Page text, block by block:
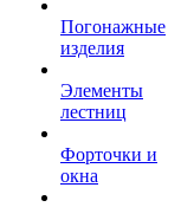
Погонажные
изделия
Элементы
лестниц
Форточки и
окна